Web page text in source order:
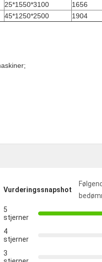
25*1550*3100 1656
45*1250*2500 1904
Vurderingssnapshot
5
stjerner
4
stjerner
3